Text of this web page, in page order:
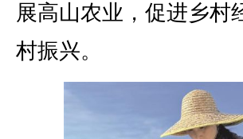
展高山农业，促进乡村
村振兴。